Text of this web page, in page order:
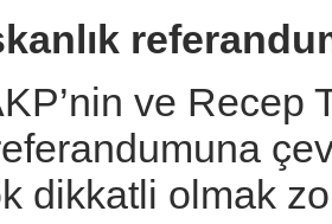
ve Recep
dikkatli olmak